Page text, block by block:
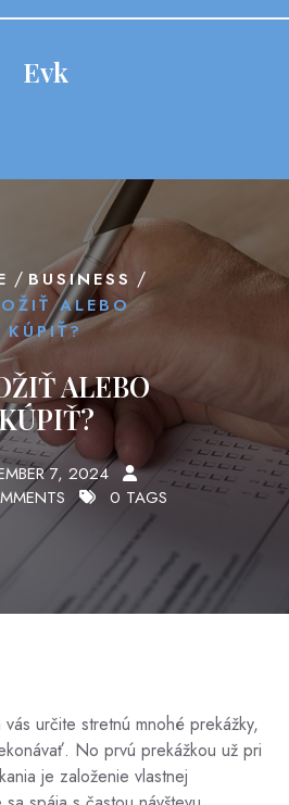
Evk
/ BUSINESS /
ALEBO
KÚPIŤ?
ALEBO
7, 2024
0 TAGS
určite stretnú mnohé prekážky,
No prvú prekážkou už pri
je založenie vlastnej